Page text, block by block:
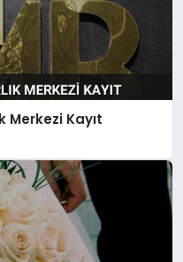
Merkezi Kayıt